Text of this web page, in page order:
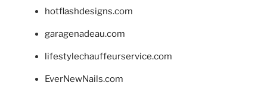
hotflashdesigns.com
garagenadeau.com
lifestylechauffeurservice.com
EverNewNails.com